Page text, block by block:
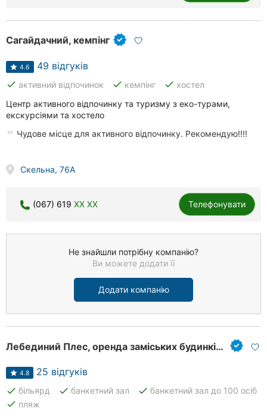
Сагайдачний, кемпінг
4.6 49 відгуків
done активний відпочинок done кемпінг done хостел
Центр активного відпочинку та туризму з еко-турами,
екскурсіями та хостело
Чудове місце для активного відпочинку. Рекомендую!!!!
Скельна, 76А
(067) 619 XX XX Телефонувати
Не знайшли потрібну компанію?
Ви можете додати її
Додати компанію
Лебединий Плес, оренда заміських будинків для відпочинку
4.8 25 відгуків
done більярд done банкетний зал done банкетний зал до 100 осіб
done пляж